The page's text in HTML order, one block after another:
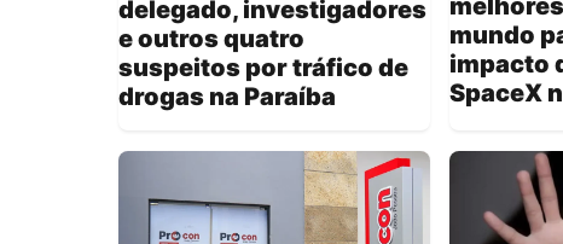
delegado, investigadores
e outros quatro
suspeitos por tráfico de
drogas na Paraíba
mundo
impacto
SpaceX